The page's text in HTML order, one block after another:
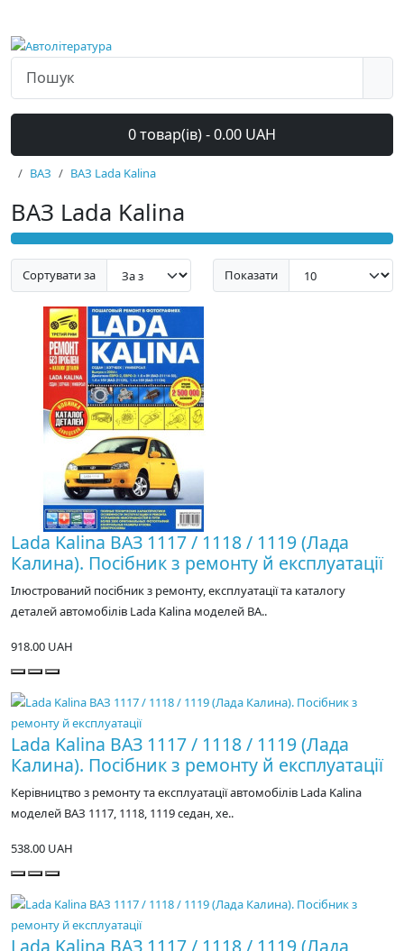
0 товар(ів) - 0.00 UAH
ВАЗ ВАЗ Lada Kalina
ВАЗ Lada Kalina
Сортувати за Показати
Lada Kalina ВАЗ 1117 / 1118 / 1119 (Лада
Калина). Посібник з ремонту й експлуатації
Ілюстрований посібник з ремонту, експлуатації та каталогу
деталей автомобілів Lada Kalina моделей ВА..
918.00 UAH
Lada Kalina ВАЗ 1117 / 1118 / 1119 (Лада
Калина). Посібник з ремонту й експлуатації
Керівництво з ремонту та експлуатації автомобілів Lada Kalina
моделей ВАЗ 1117, 1118, 1119 седан, хе..
538.00 UAH
Lada Kalina ВАЗ 1117 / 1118 / 1119 (Лада